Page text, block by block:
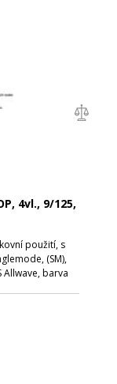
4vl., 9/125,
použití, s
(SM),
Allwave, barva